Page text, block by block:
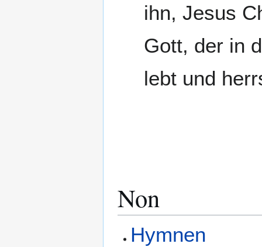
ihn, Jesus
Gott, der in
lebt und
Non
Hymnen